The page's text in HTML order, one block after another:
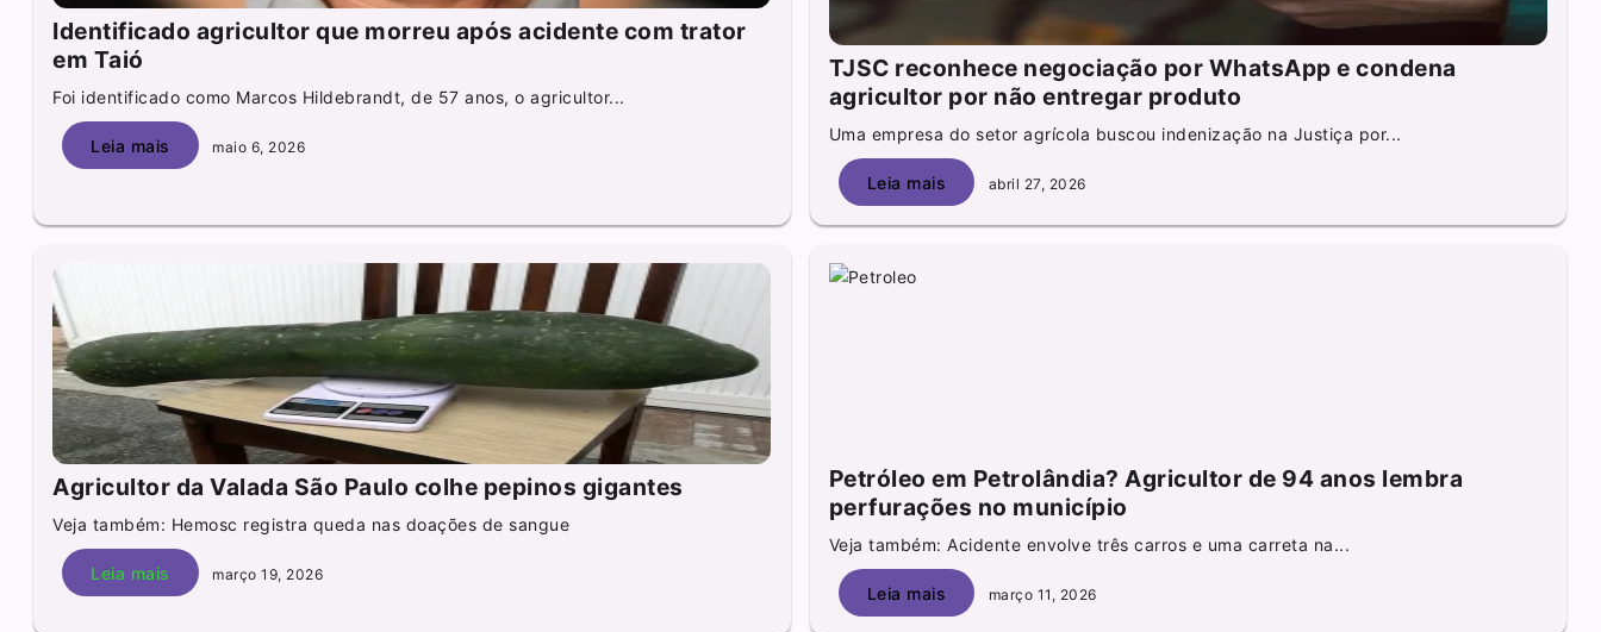
Identificado agricultor que morreu após acidente com trator
em Taió
Foi identificado como Marcos Hildebrandt, de 57 anos, o agricultor...
Leia mais maio 6, 2026
TJSC reconhece negociação por WhatsApp e condena
agricultor por não entregar produto
Uma empresa do setor agrícola buscou indenização na Justiça por...
Leia mais abril 27, 2026
Agricultor da Valada São Paulo colhe pepinos gigantes
Veja também: Hemosc registra queda nas doações de sangue
Leia mais março 19, 2026
Petróleo em Petrolândia? Agricultor de 94 anos lembra
perfurações no município
Veja também: Acidente envolve três carros e uma carreta na...
Leia mais março 11, 2026